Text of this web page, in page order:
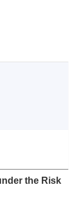
the Risk